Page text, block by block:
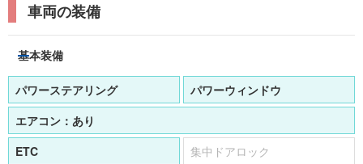
車両の装備
基本装備
パワーステアリング
パワーウィンドウ
エアコン： あり
ETC
集中ドアロック